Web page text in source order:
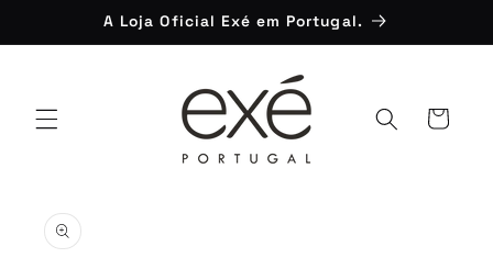
conteúdo
A Loja Oficial Exé em Portugal.
Carrinho
informação
do produto